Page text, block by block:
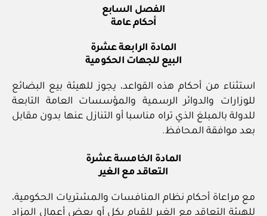
الفصل السابع
أحكام عامة
المادة الرابعة عشرة
البيع للجهات الحكومية
استثناء من أحكام هذه القواعد، يجوز للهيئة بيع البضائع
للوزارات والدوائر الرسمية والمؤسسات العامة التابعة
للدولة بالمبلغ الذي تراه مناسبا أو التنازل عنها بدون مقابل
بعد موافقة المحافظ.
المادة الخامسة عشرة
التعاقد مع الغير
مع مراعاة أحكام نظام المنافسات والمشتريات الحكومية،
للهيئة التعاقد مع الغير للقيام بكل أو بعض أعمال المزاد